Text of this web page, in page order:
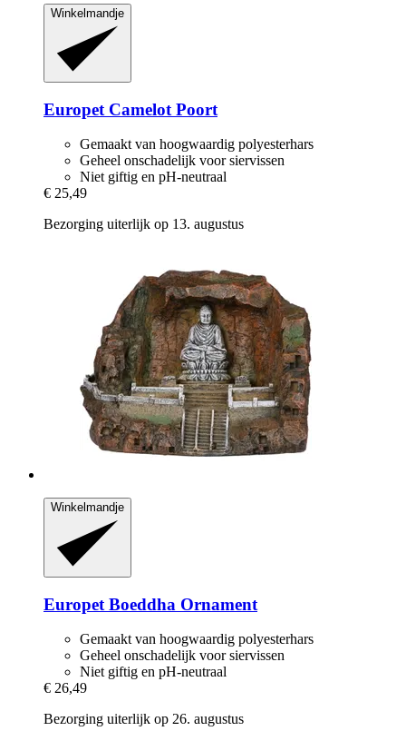
Winkelmandje
Europet Camelot Poort
Gemaakt van hoogwaardig polyesterhars
Geheel onschadelijk voor siervissen
Niet giftig en pH-neutraal
€ 25,49
Bezorging uiterlijk op 13. augustus
Winkelmandje
Europet Boeddha Ornament
Gemaakt van hoogwaardig polyesterhars
Geheel onschadelijk voor siervissen
Niet giftig en pH-neutraal
€ 26,49
Bezorging uiterlijk op 26. augustus